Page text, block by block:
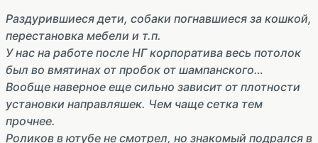
Раздурившиеся дети, собаки погнавшиеся за кошкой,
перестановка мебели и т.п.
У нас на работе после НГ корпоратива весь потолок
был во вмятинах от пробок от шампанского…
Вообще наверное еще сильно зависит от плотности
установки направляшек. Чем чаще сетка тем
прочнее.
Роликов в ютубе не смотрел, но знакомый подрался в